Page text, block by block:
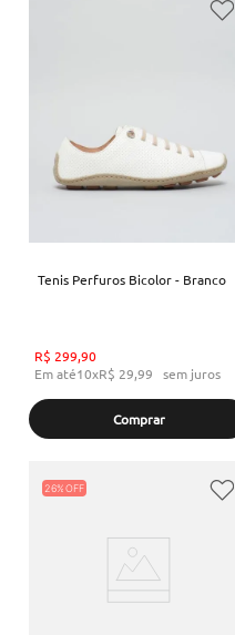
Tenis Perfuros Bicolor - Branco
R$ 299,90
Em até10xR$ 29,99 sem juros
Comprar
26%